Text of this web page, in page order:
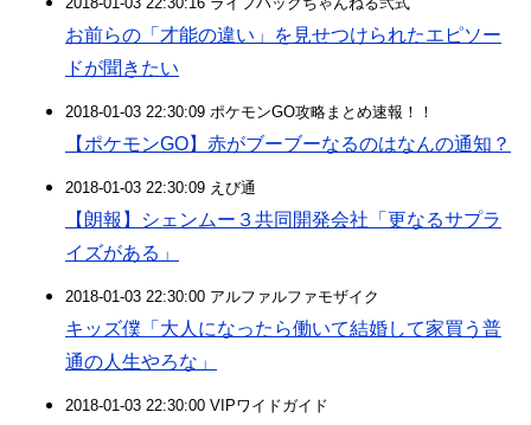
お前らの「才能の違い」を見せつけられたエピソー
ドが聞きたい
2018-01-03 22:30:09 ポケモンGO攻略まとめ速報！！
【ポケモンGO】赤がブーブーなるのはなんの通知？
2018-01-03 22:30:09 えび通
【朗報】シェンムー３共同開発会社「更なるサプラ
イズがある」
2018-01-03 22:30:00 アルファルファモザイク
キッズ僕「大人になったら働いて結婚して家買う普
通の人生やろな」
2018-01-03 22:30:00 VIPワイドガイド